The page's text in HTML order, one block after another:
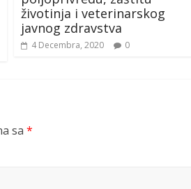
životinja i veterinarskog
javnog zdravstva
4 Decembra, 2020 0
sa *